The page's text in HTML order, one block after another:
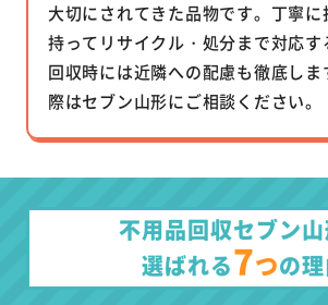
大切にされてきた品物です。丁寧に
持ってリサイクル・処分まで対応す
回収時には近隣への配慮も徹底しま
際はセブン山形にご相談ください。
不用品回収セブン
選ばれる7つの